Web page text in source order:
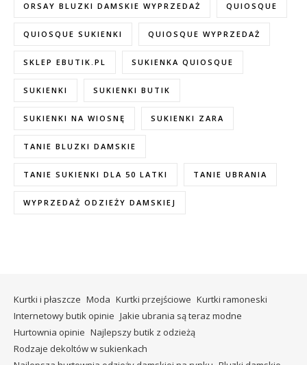
ORSAY BLUZKI DAMSKIE WYPRZEDAŻ QUIOSQUE
QUIOSQUE SUKIENKI QUIOSQUE WYPRZEDAŻ
SKLEP EBUTIK.PL SUKIENKA QUIOSQUE
SUKIENKI SUKIENKI BUTIK
SUKIENKI NA WIOSNĘ SUKIENKI ZARA
TANIE BLUZKI DAMSKIE
TANIE SUKIENKI DLA 50 LATKI TANIE UBRANIA
WYPRZEDAŻ ODZIEŻY DAMSKIEJ
Kurtki i płaszcze Moda Kurtki przejściowe Kurtki ramoneski
Internetowy butik opinie Jakie ubrania są teraz modne
Hurtownia opinie Najlepszy butik z odzieżą
Rodzaje dekoltów w sukienkach